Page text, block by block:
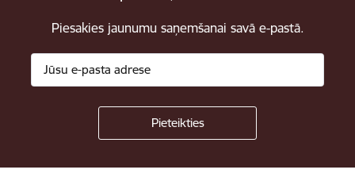
Piesakies jaunumu saņemšanai savā e-pastā.